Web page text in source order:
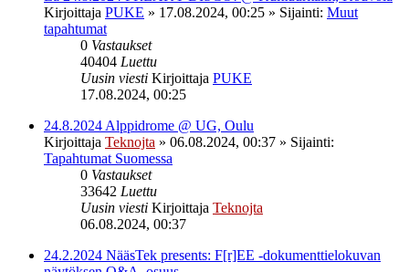
Kirjoittaja PUKE » 17.08.2024, 00:25 » Sijainti: Muut
tapahtumat
0 Vastaukset
40404 Luettu
Uusin viesti Kirjoittaja PUKE
17.08.2024, 00:25
24.8.2024 Alppidrome @ UG, Oulu
Kirjoittaja Teknojta » 06.08.2024, 00:37 » Sijainti:
Tapahtumat Suomessa
0 Vastaukset
33642 Luettu
Uusin viesti Kirjoittaja Teknojta
06.08.2024, 00:37
24.2.2024 NääsTek presents: F[r]EE -dokumenttielokuvan